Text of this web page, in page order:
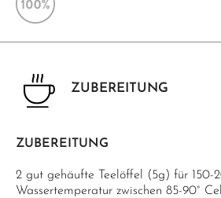
ZUBEREITUNG
ZUBEREITUNG
2 gut gehäufte Teelöffel (5g) für 150-
Wassertemperatur zwischen 85-90°